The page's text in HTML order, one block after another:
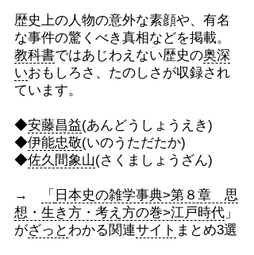
歴史上の人物の意外な素顔や、有名
な事件の驚くべき真相などを掲載。
教科書ではあじわえない歴史の奥深
いおもしろさ、たのしさが収録され
ています。
◆安藤昌益(あんどうしょうえき)
◆伊能忠敬(いのうただたか)
◆佐久間象山(さくましょうざん)
→ 「 日本史の雑学事典>第８章 思
想・生き方・考え方の巻>江戸時代」
がざっと わかる関連サイト まとめ3選